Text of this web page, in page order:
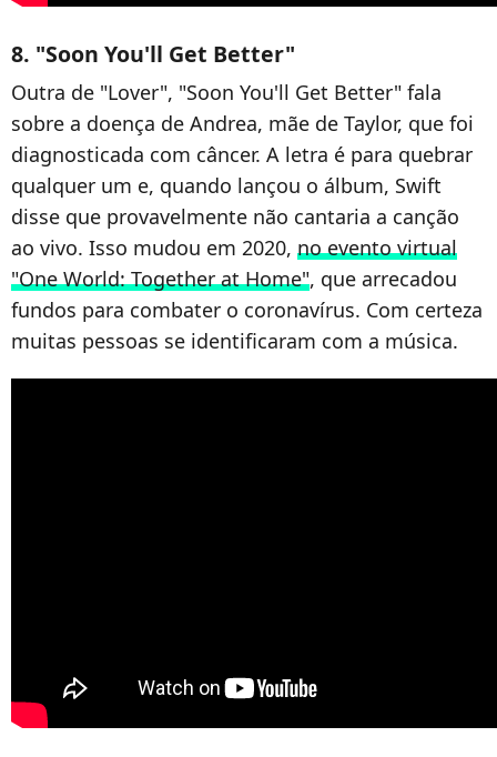
8. "Soon You'll Get Better"
Outra de "Lover", "Soon You'll Get Better" fala
sobre a doença de Andrea, mãe de Taylor, que foi
diagnosticada com câncer. A letra é para quebrar
qualquer um e, quando lançou o álbum, Swift
disse que provavelmente não cantaria a canção
ao vivo. Isso mudou em 2020, no evento virtual
"One World: Together at Home", que arrecadou
fundos para combater o coronavírus. Com certeza
muitas pessoas se identificaram com a música.